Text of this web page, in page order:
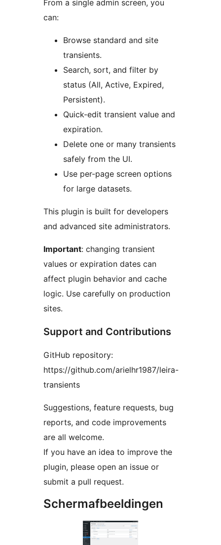
From a single admin screen, you
can:
Browse standard and site
transients.
Search, sort, and filter by
status (All, Active, Expired,
Persistent).
Quick-edit transient value and
expiration.
Delete one or many transients
safely from the UI.
Use per-page screen options
for large datasets.
This plugin is built for developers
and advanced site administrators.
Important: changing transient
values or expiration dates can
affect plugin behavior and cache
logic. Use carefully on production
sites.
Support and Contributions
GitHub repository:
https://github.com/arielhr1987/leira-
transients
Suggestions, feature requests, bug
reports, and code improvements
are all welcome.
If you have an idea to improve the
plugin, please open an issue or
submit a pull request.
Schermafbeeldingen